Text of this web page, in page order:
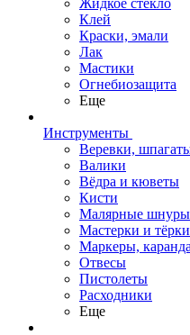
Жидкое стекло
Клей
Краски, эмали
Лак
Мастики
Огнебиозащита
Еще
Инструменты
Веревки,
Валики
Вёдра и кюветы
Кисти
Малярные шнуры
Мастерки и тёрки
Маркеры,
Отвесы
Пистолеты
Расходники
Еще